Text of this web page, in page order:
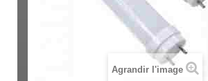
Agrandir l'image